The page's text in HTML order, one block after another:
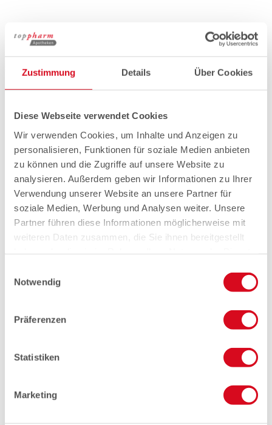
Zustimmung Details Über Cookies
Diese Webseite verwendet Cookies
Wir verwenden Cookies, um Inhalte und Anzeigen zu
personalisieren, Funktionen für soziale Medien anbieten
zu können und die Zugriffe auf unsere Website zu
analysieren. Außerdem geben wir Informationen zu Ihrer
Verwendung unserer Website an unsere Partner für
soziale Medien, Werbung und Analysen weiter. Unsere
Partner führen diese Informationen möglicherweise mit
weiteren Daten zusammen, die Sie ihnen bereitgestellt
Notwendig
Präferenzen
Statistiken
Marketing